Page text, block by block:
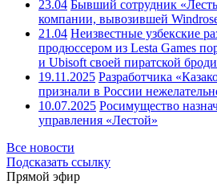
23.04 Бывший сотрудник
компании, вывозившей
21.04 Неизвестные узбекские
продюссером из Lesta Games
и Ubisoft своей пиратской
19.11.2025 Разработчика
признали в России
10.07.2025 Росимущество
управления «Лестой»
Все новости
Подсказать ссылку
Прямой эфир